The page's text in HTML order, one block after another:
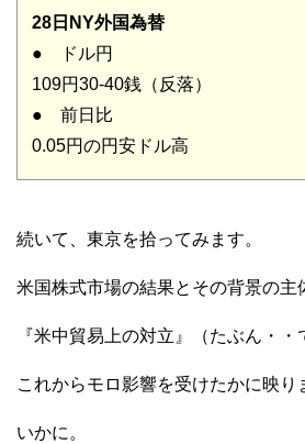
28日NY外国為替
● ドル円
109円30-40銭（反落）
● 前日比
0.05円の円安ドル高
続いて、東京を拾ってみます。
米国株式市場の結果とその背景の主
『米中貿易上の対立』（たぶん・・
これからモロ影響を受けたかに映り
いかに。